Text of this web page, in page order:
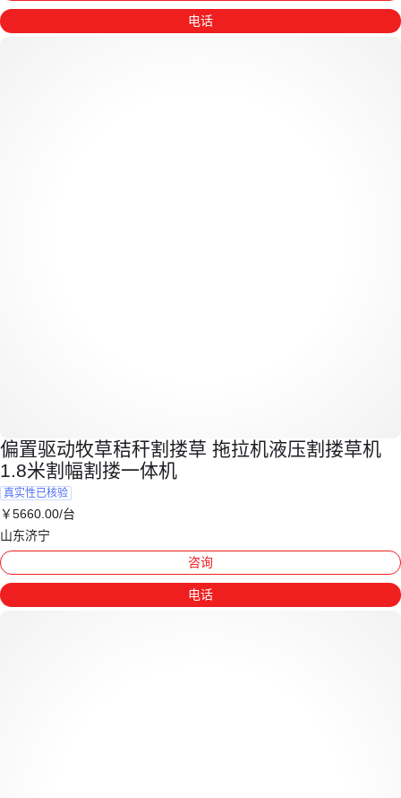
电话
偏置驱动牧草秸秆割搂草 拖拉机液压割搂草机
1.8米割幅割搂一体机
真实性已核验
￥5660 .00/台
山东济宁
咨询
电话